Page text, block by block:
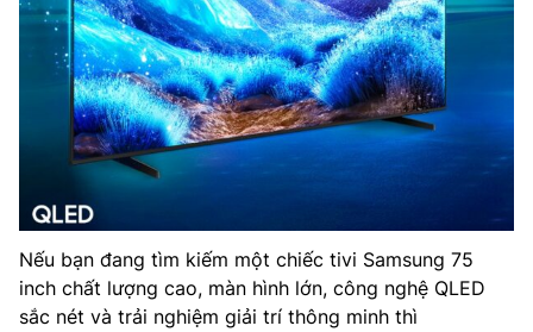
Nếu bạn đang tìm kiếm một chiếc tivi Samsung 75
inch chất lượng cao, màn hình lớn, công nghệ QLED
sắc nét và trải nghiệm giải trí thông minh thì